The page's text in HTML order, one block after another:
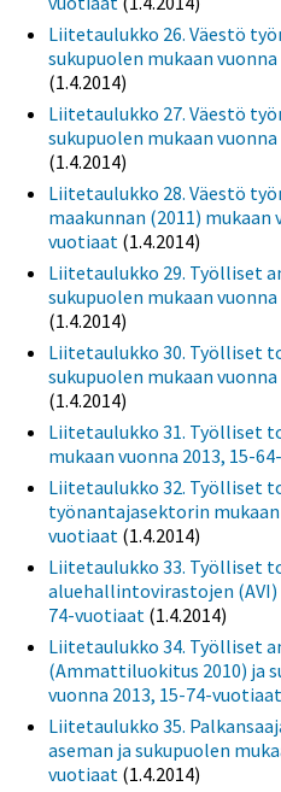
Liitetaulukko 26. Väestö
sukupuolen mukaan
(1.4.2014)
Liitetaulukko 27. Väestö
sukupuolen mukaan
(1.4.2014)
Liitetaulukko 28. Väestö
maakunnan (2011) mukaan
vuotiaat (1.4.2014)
Liitetaulukko 29. Työlliset
sukupuolen mukaan
(1.4.2014)
Liitetaulukko 30. Työlliset
sukupuolen mukaan
(1.4.2014)
Liitetaulukko 31. Työlliset
mukaan vuonna 2013, 15-
Liitetaulukko 32. Työlliset
työnantajasektorin mukaan
vuotiaat (1.4.2014)
Liitetaulukko 33. Työlliset
aluehallintovirastojen (AVI)
74-vuotiaat (1.4.2014)
Liitetaulukko 34. Työlliset
(Ammattiluokitus 2010) ja
vuonna 2013, 15-74-vuotiaat
Liitetaulukko 35.
aseman ja sukupuolen
vuotiaat (1.4.2014)